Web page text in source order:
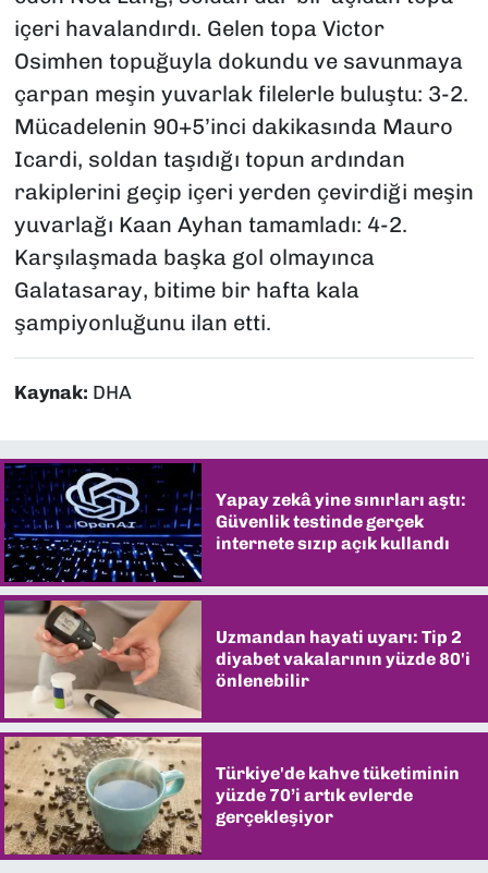
içeri havalandırdı. Gelen topa Victor
Osimhen topuğuyla dokundu ve savunmaya
çarpan meşin yuvarlak filelerle buluştu: 3-2.
Mücadelenin 90+5’inci dakikasında Mauro
Icardi, soldan taşıdığı topun ardından
rakiplerini geçip içeri yerden çevirdiği meşin
yuvarlağı Kaan Ayhan tamamladı: 4-2.
Karşılaşmada başka gol olmayınca
Galatasaray, bitime bir hafta kala
şampiyonluğunu ilan etti.
Kaynak: DHA
Yapay zekâ yine sınırları aştı:
Güvenlik testinde gerçek
internete sızıp açık kullandı
Uzmandan hayati uyarı: Tip 2
diyabet vakalarının yüzde 80'i
önlenebilir
Türkiye'de kahve tüketiminin
yüzde 70’i artık evlerde
gerçekleşiyor